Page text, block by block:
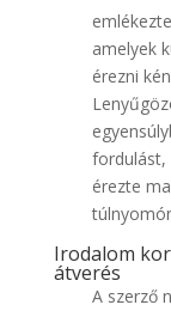
amelyek
érezni
fordulást,
érezte
Irodalom
átverés
A szerző